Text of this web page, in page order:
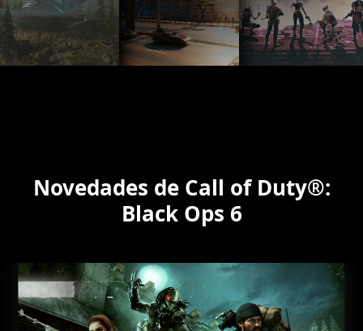
Novedades de Call of Duty®:
Black Ops 6